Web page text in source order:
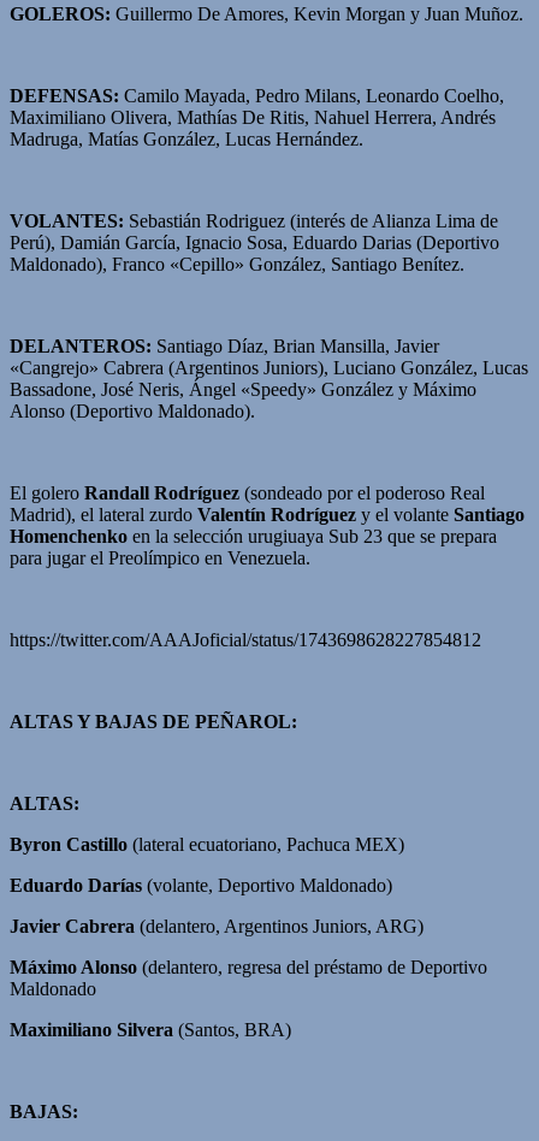
GOLEROS: Guillermo De Amores, Kevin Morgan y Juan Muñoz.
DEFENSAS: Camilo Mayada, Pedro Milans, Leonardo Coelho,
Maximiliano Olivera, Mathías De Ritis, Nahuel Herrera, Andrés
Madruga, Matías González, Lucas Hernández.
VOLANTES: Sebastián Rodriguez (interés de Alianza Lima de
Perú), Damián García, Ignacio Sosa, Eduardo Darias (Deportivo
Maldonado), Franco «Cepillo» González, Santiago Benítez.
DELANTEROS: Santiago Díaz, Brian Mansilla, Javier
«Cangrejo» Cabrera (Argentinos Juniors), Luciano González, Lucas
Bassadone, José Neris, Ángel «Speedy» González y Máximo
Alonso (Deportivo Maldonado).
El golero Randall Rodríguez (sondeado por el poderoso Real
Madrid), el lateral zurdo Valentín Rodríguez y el volante Santiago
Homenchenko en la selección urugiuaya Sub 23 que se prepara
para jugar el Preolímpico en Venezuela.
https://twitter.com/AAAJoficial/status/1743698628227854812
ALTAS Y BAJAS DE PEÑAROL:
ALTAS:
Byron Castillo (lateral ecuatoriano, Pachuca MEX)
Eduardo Darías (volante, Deportivo Maldonado)
Javier Cabrera (delantero, Argentinos Juniors, ARG)
Máximo Alonso (delantero, regresa del préstamo de Deportivo
Maldonado
Maximiliano Silvera (Santos, BRA)
BAJAS: